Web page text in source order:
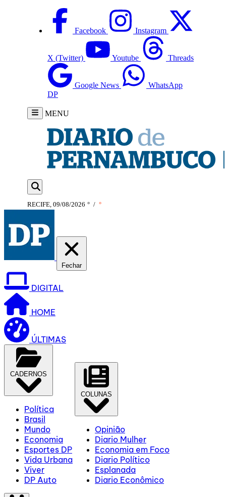
Facebook Instagram
X (Twitter) Youtube Threads
Google News
WhatsApp
DP
MENU
RECIFE, 09/08/2026 ° / °
Fechar
DIGITAL
HOME
ÚLTIMAS
CADERNOS
Política
Brasil
Mundo
Economia
Esportes DP
Vida Urbana
Viver
DP Auto
COLUNAS
Opinião
Diario Mulher
Economia em Foco
Diario Político
Esplanada
Diario Econômico